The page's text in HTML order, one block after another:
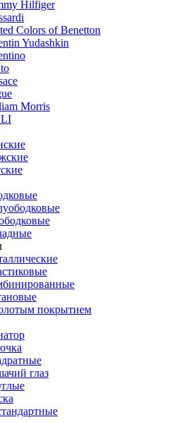
Hilfiger
Colors of Benetton
Yudashkin
Morris
покрытием
глаз